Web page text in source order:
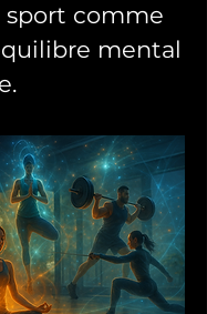
sport comme
mental